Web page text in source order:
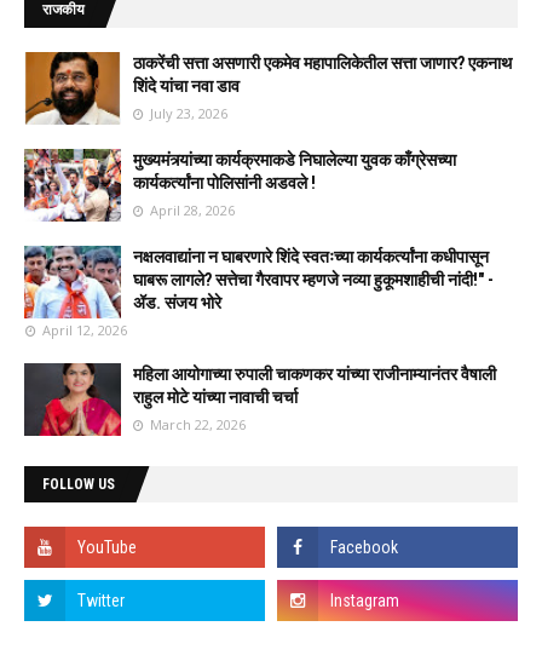
राजकीय
ठाकरेंची सत्ता असणारी एकमेव महापालिकेतील सत्ता जाणार? एकनाथ
शिंदे यांचा नवा डाव
July 23, 2026
मुख्यमंत्र्यांच्या कार्यक्रमाकडे निघालेल्या युवक काँग्रेसच्या
कार्यकर्त्यांना पोलिसांनी अडवले !
April 28, 2026
नक्षलवाद्यांना न घाबरणारे शिंदे स्वतःच्या कार्यकर्त्यांना कधीपासून
घाबरू लागले? सत्तेचा गैरवापर म्हणजे नव्या हुकूमशाहीची नांदी!" -
ॲड. संजय भोरे
April 12, 2026
महिला आयोगाच्या रुपाली चाकणकर यांच्या राजीनाम्यानंतर वैषाली
राहुल मोटे यांच्या नावाची चर्चा
March 22, 2026
FOLLOW US